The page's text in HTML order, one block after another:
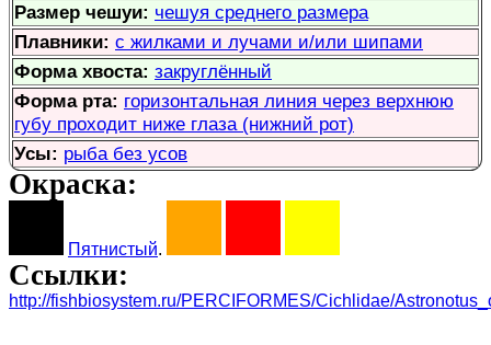
Размер чешуи: чешуя среднего размера
Плавники: с жилками и лучами и/или шипами
Форма хвоста: закруглённый
Форма рта: горизонтальная линия через верхнюю
губу проходит ниже глаза (нижний рот)
Усы: рыба без усов
Окраска:
Пятнистый.
Ссылки:
http://fishbiosystem.ru/PERCIFORMES/Cichlidae/